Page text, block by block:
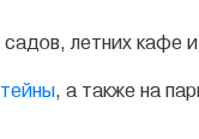
летних кафе
, а также на